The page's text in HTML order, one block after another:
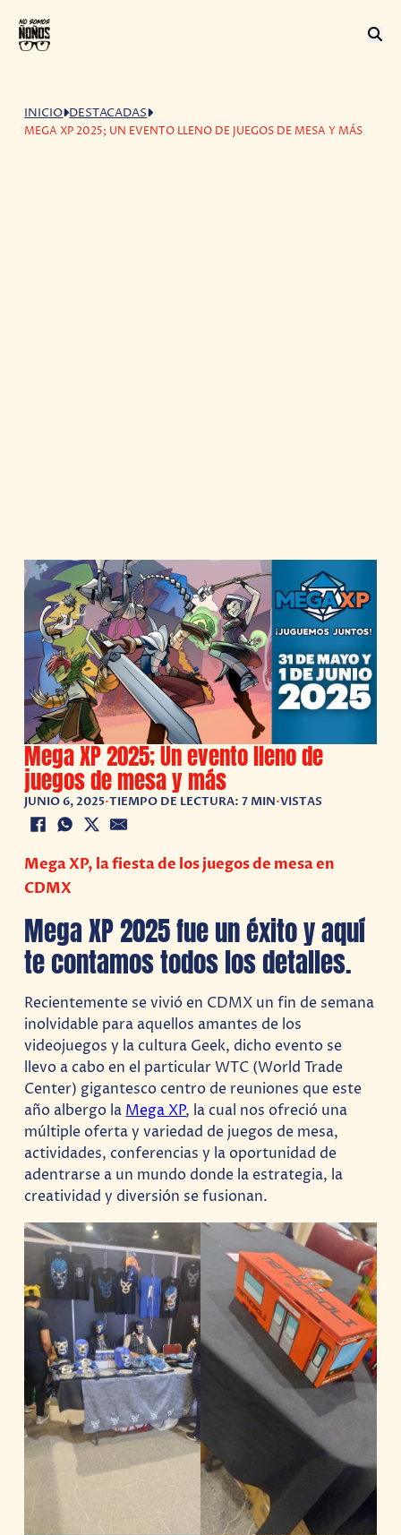
INICIO DESTACADAS
MEGA XP 2025; UN EVENTO LLENO DE JUEGOS DE MESA Y MÁS
Mega XP 2025; Un evento lleno de
juegos de mesa y más
JUNIO 6, 2025•TIEMPO DE LECTURA: 7 MIN•VISTAS
Mega XP, la fiesta de los juegos de mesa en
CDMX
Mega XP 2025 fue un éxito y aquí
te contamos todos los detalles.
Recientemente se vivió en CDMX un fin de semana
inolvidable para aquellos amantes de los
videojuegos y la cultura Geek, dicho evento se
llevo a cabo en el particular WTC (World Trade
Center) gigantesco centro de reuniones que este
año albergo la Mega XP, la cual nos ofreció una
múltiple oferta y variedad de juegos de mesa,
actividades, conferencias y la oportunidad de
adentrarse a un mundo donde la estrategia, la
creatividad y diversión se fusionan.